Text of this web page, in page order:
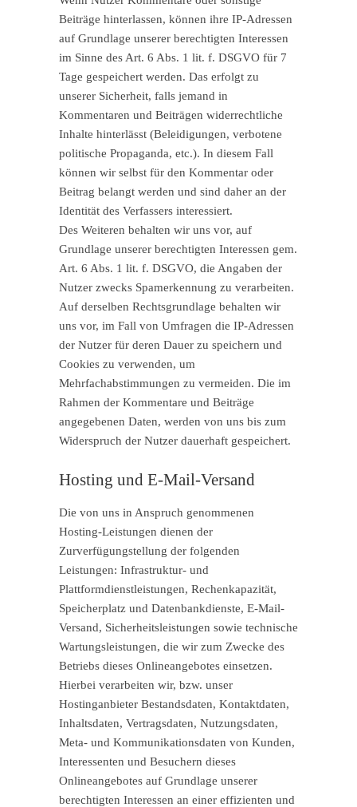
Beiträge hinterlassen, können ihre IP-Adressen
auf Grundlage unserer berechtigten Interessen
im Sinne des Art. 6 Abs. 1 lit. f. DSGVO für 7
Tage gespeichert werden. Das erfolgt zu
unserer Sicherheit, falls jemand in
Kommentaren und Beiträgen widerrechtliche
Inhalte hinterlässt (Beleidigungen, verbotene
politische Propaganda, etc.). In diesem Fall
können wir selbst für den Kommentar oder
Beitrag belangt werden und sind daher an der
Identität des Verfassers interessiert.
Des Weiteren behalten wir uns vor, auf
Grundlage unserer berechtigten Interessen gem.
Art. 6 Abs. 1 lit. f. DSGVO, die Angaben der
Nutzer zwecks Spamerkennung zu verarbeiten.
Auf derselben Rechtsgrundlage behalten wir
uns vor, im Fall von Umfragen die IP-Adressen
der Nutzer für deren Dauer zu speichern und
Cookies zu verwenden, um
Mehrfachabstimmungen zu vermeiden. Die im
Rahmen der Kommentare und Beiträge
angegebenen Daten, werden von uns bis zum
Widerspruch der Nutzer dauerhaft gespeichert.
Hosting und E-Mail-Versand
Die von uns in Anspruch genommenen
Hosting-Leistungen dienen der
Zurverfügungstellung der folgenden
Leistungen: Infrastruktur- und
Plattformdienstleistungen, Rechenkapazität,
Speicherplatz und Datenbankdienste, E-Mail-
Versand, Sicherheitsleistungen sowie technische
Wartungsleistungen, die wir zum Zwecke des
Betriebs dieses Onlineangebotes einsetzen.
Hierbei verarbeiten wir, bzw. unser
Hostinganbieter Bestandsdaten, Kontaktdaten,
Inhaltsdaten, Vertragsdaten, Nutzungsdaten,
Meta- und Kommunikationsdaten von Kunden,
Interessenten und Besuchern dieses
Onlineangebotes auf Grundlage unserer
berechtigten Interessen an einer effizienten und